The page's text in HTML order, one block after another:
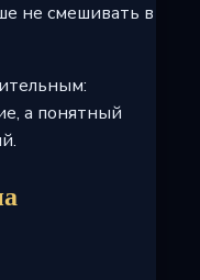
не смешивать в
а понятный